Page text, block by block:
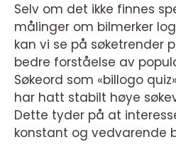
Selv om det ikke finnes
målinger om bilmerker
kan vi se på søketrender
bedre forståelse av
Søkeord som «billogo
har hatt stabilt høye
Dette tyder på at
konstant og vedvarende